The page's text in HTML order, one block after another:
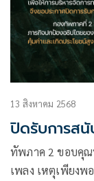
13 สิงหาคม 2568
ปิดรับการส
ทัพภาค 2 ขอบคุ
เพลง เหตุเพียงพ